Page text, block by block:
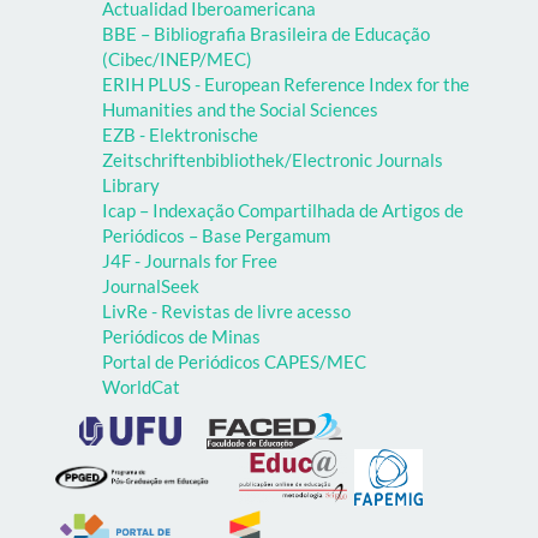
Actualidad Iberoamericana
BBE – Bibliografia Brasileira de Educação
(Cibec/INEP/MEC)
ERIH PLUS - European Reference Index for the
Humanities and the Social Sciences
EZB - Elektronische
Zeitschriftenbibliothek/Electronic Journals
Library
Icap – Indexação Compartilhada de Artigos de
Periódicos – Base Pergamum
J4F - Journals for Free
JournalSeek
LivRe - Revistas de livre acesso
Periódicos de Minas
Portal de Periódicos CAPES/MEC
WorldCat